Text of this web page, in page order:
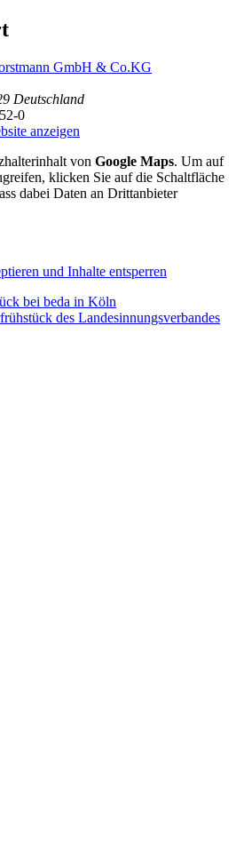
GmbH & Co.KG
Deutschland
0
anzeigen
von Google Maps. Um auf
klicken Sie auf die Schaltfläche
dabei Daten an Drittanbieter
und Inhalte entsperren
bei beda in Köln
des Landesinnungsverbandes